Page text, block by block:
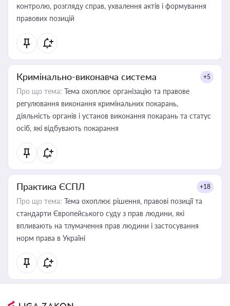
контролю, розгляду справ, ухвалення актів і формування
правових позицій
Кримінально-виконавча система +5
Про що тема: Тема охоплює організацію та правове
регулювання виконання кримінальних покарань,
діяльність органів і установ виконання покарань та статус
осіб, які відбувають покарання
Практика ЄСПЛ +18
Про що тема: Тема охоплює рішення, правові позиції та
стандарти Європейського суду з прав людини, які
впливають на тлумачення прав людини і застосування
норм права в Україні